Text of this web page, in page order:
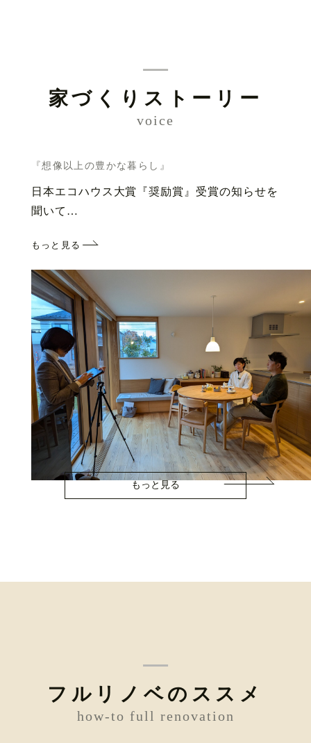
家づくりストーリー
voice
『想像以上の豊かな暮らし』
日本エコハウス大賞『奨励賞』受賞の知らせを
聞いて…
もっと見る
もっと見る
フルリノベのススメ
how-to full renovation